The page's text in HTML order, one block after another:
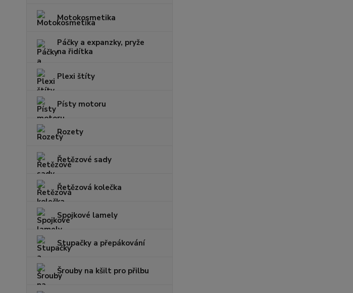
Motokosmetika
Páčky a expanzky, pryže
na řidítka
Plexi štíty
Písty motoru
Rozety
Řetězové sady
Řetězová kolečka
Spojkové lamely
Stupačky a přepákování
Šrouby na kšilt pro přilbu